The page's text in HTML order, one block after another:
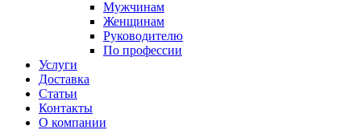
Мужчинам
Женщинам
Руководителю
По профессии
Услуги
Доставка
Статьи
Контакты
О компании